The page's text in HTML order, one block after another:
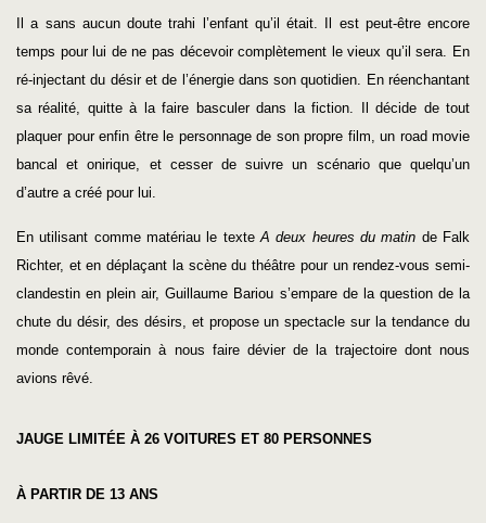
Il a sans aucun doute trahi l’enfant qu’il était. Il est peut-être encore
temps pour lui de ne pas décevoir complètement le vieux qu’il sera. En
ré-injectant du désir et de l’énergie dans son quotidien. En réenchantant
sa réalité, quitte à la faire basculer dans la fiction. Il décide de tout
plaquer pour enfin être le personnage de son propre film, un road movie
bancal et onirique, et cesser de suivre un scénario que quelqu’un
d’autre a créé pour lui.
En utilisant comme matériau le texte A deux heures du matin de Falk
Richter, et en déplaçant la scène du théâtre pour un rendez-vous semi-
clandestin en plein air, Guillaume Bariou s’empare de la question de la
chute du désir, des désirs, et propose un spectacle sur la tendance du
monde contemporain à nous faire dévier de la trajectoire dont nous
avions rêvé.
JAUGE LIMITÉE À 26 VOITURES ET 80 PERSONNES
À PARTIR DE 13 ANS